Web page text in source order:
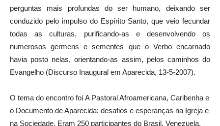
perguntas mais profundas do ser humano, deixando ser
conduzido pelo impulso do Espírito Santo, que veio fecundar
todas as culturas, purificando-as e desenvolvendo os
numerosos germens e sementes que o Verbo encarnado
havia posto nelas, orientando-as assim, pelos caminhos do
Evangelho (Discurso Inaugural em Aparecida, 13-5-2007).
O tema do encontro foi A Pastoral Afroamericana, Caribenha e
o Documento de Aparecida: desafios e esperanças na Igreja e
na Sociedade. Eram 250 participantes do Brasil, Venezuela,